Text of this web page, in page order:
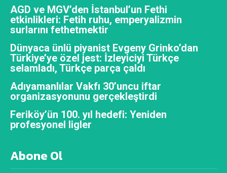
AGD ve MGV’den İstanbul’un Fethi
etkinlikleri: Fetih ruhu, emperyalizmin
surlarını fethetmektir
Dünyaca ünlü piyanist Evgeny Grinko’dan
Türkiye’ye özel jest: İzleyiciyi Türkçe
selamladı, Türkçe parça çaldı
Adıyamanlılar Vakfı 30’uncu iftar
organizasyonunu gerçekleştirdi
Feriköy’ün 100. yıl hedefi: Yeniden
profesyonel ligler
Abone Ol